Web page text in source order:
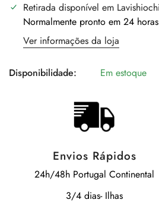
Retirada disponível em
Normalmente pronto em 24 horas
Ver informações da loja
Disponibilidade: Em estoque
Envios Rápidos
24h/48h Portugal Continental
3/4 dias- Ilhas